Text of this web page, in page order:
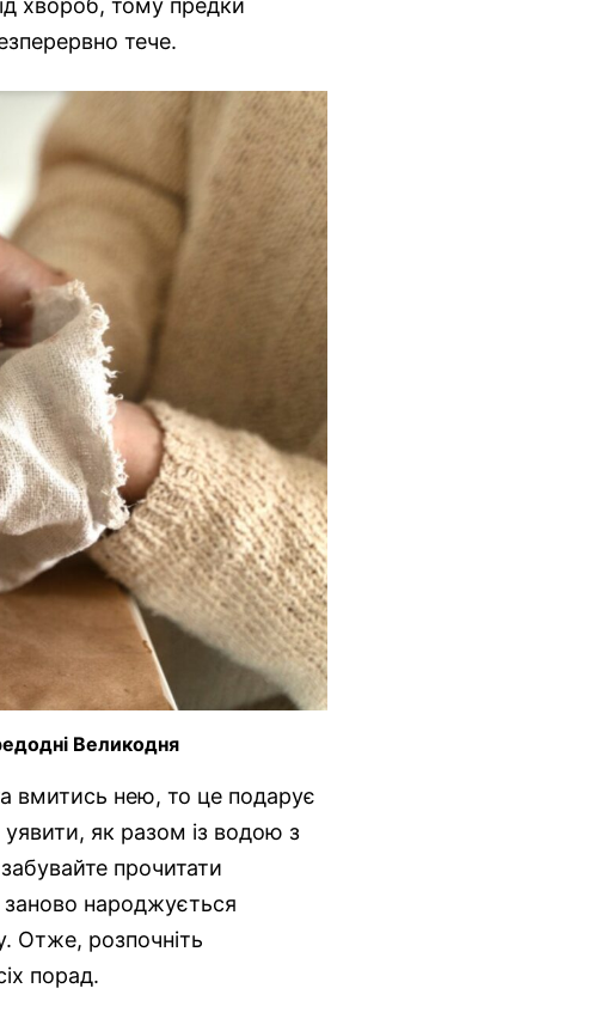
хвороб, тому предки
тече.
Великодня
вмитись нею, то це подарує
уявити, як разом із водою з
прочитати
народжується
Отже, розпочніть
порад.